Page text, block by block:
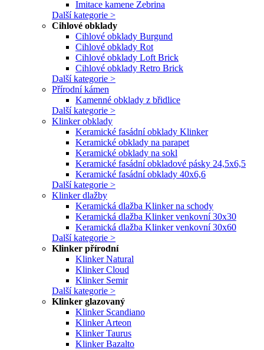
Imitace kamene Zebrina
Další kategorie >
Cihlové obklady
Cihlové obklady Burgund
Cihlové obklady Rot
Cihlové obklady Loft Brick
Cihlové obklady Retro Brick
Další kategorie >
Přírodní kámen
Kamenné obklady z břidlice
Další kategorie >
Klinker obklady
Keramické fasádní obklady Klinker
Keramické obklady na parapet
Keramické obklady na sokl
Keramické fasádní obkladové pásky 24,5x6,5
Keramické fasádní obklady 40x6,6
Další kategorie >
Klinker dlažby
Keramická dlažba Klinker na schody
Keramická dlažba Klinker venkovní 30x30
Keramická dlažba Klinker venkovní 30x60
Další kategorie >
Klinker přírodní
Klinker Natural
Klinker Cloud
Klinker Semir
Další kategorie >
Klinker glazovaný
Klinker Scandiano
Klinker Arteon
Klinker Taurus
Klinker Bazalto